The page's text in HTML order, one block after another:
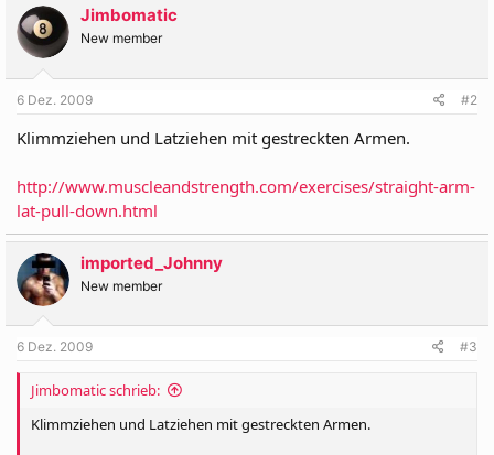
Jimbomatic
New member
6 Dez. 2009 #2
Klimmziehen und Latziehen mit gestreckten Armen.
http://www.muscleandstrength.com/exercises/straight-arm-
lat-pull-down.html
imported_Johnny
New member
6 Dez. 2009 #3
Jimbomatic schrieb:
Klimmziehen und Latziehen mit gestreckten Armen.